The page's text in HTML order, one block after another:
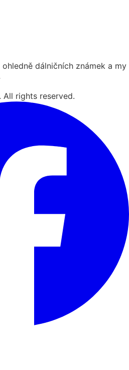
dálničních známek a my
All rights reserved.